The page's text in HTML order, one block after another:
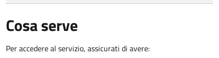
Cosa serve
Per accedere al servizio, assicurati di avere: